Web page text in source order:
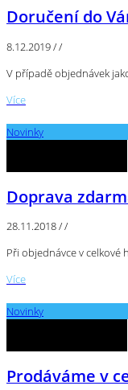
Doručení do
8.12.2019//
V případě objednávek
Více
Novinky
Doprava
28.11.2018//
Při objednávce v celkové
Více
Novinky
Prodáváme v